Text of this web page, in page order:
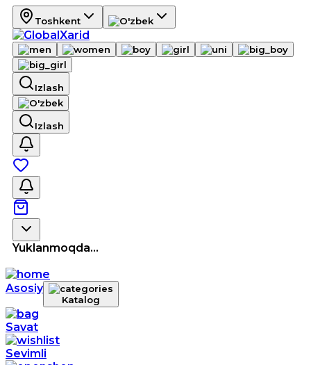
Toshkent
Izlash
Izlash
Yuklanmoqda...
Asosiy
Katalog
Savat
Sevimli